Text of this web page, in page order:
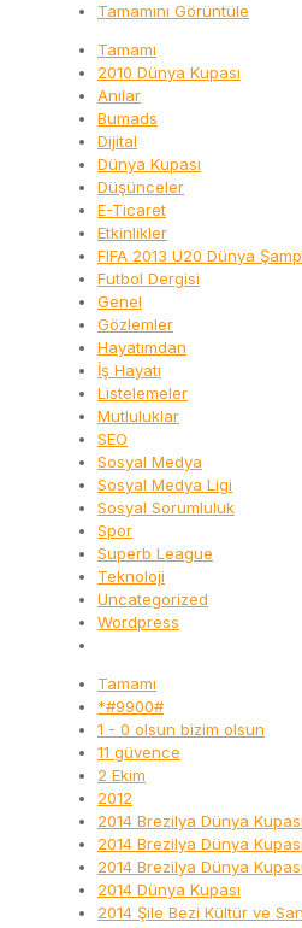
Tamamını Görüntüle
Tamamı
2010 Dünya Kupası
Anılar
Bumads
Dijital
Dünya Kupası
Düşünceler
E-Ticaret
Etkinlikler
FIFA 2013 U20 Dünya
Futbol Dergisi
Genel
Gözlemler
Hayatımdan
İş Hayatı
Listelemeler
Mutluluklar
SEO
Sosyal Medya
Sosyal Medya Ligi
Sosyal Sorumluluk
Spor
Superb League
Teknoloji
Uncategorized
Wordpress
Tamamı
*#9900#
1 - 0 olsun bizim olsun
11 güvence
2 Ekim
2012
2014 Brezilya Dünya Kupası
2014 Brezilya Dünya
2014 Brezilya Dünya
2014 Dünya Kupası
2014 Şile Bezi Kültür ve